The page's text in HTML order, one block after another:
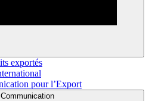
exportés
pour l’Export
Communication